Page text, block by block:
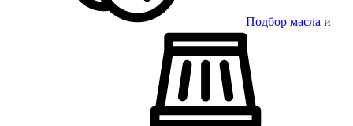
Подбор масла и